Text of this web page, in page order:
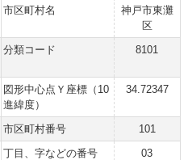
市区町村名
神戸市東灘
区
分類コード 8101
図形中心点Ｙ座標（10
進緯度）
34.72347
市区町村番号
101
丁目、字などの番号
03